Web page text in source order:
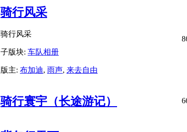
骑行风采
骑行风采
子版块: 车队相册
版主: 布加迪, 雨声, 来去自由
骑行寰宇（长途游记）